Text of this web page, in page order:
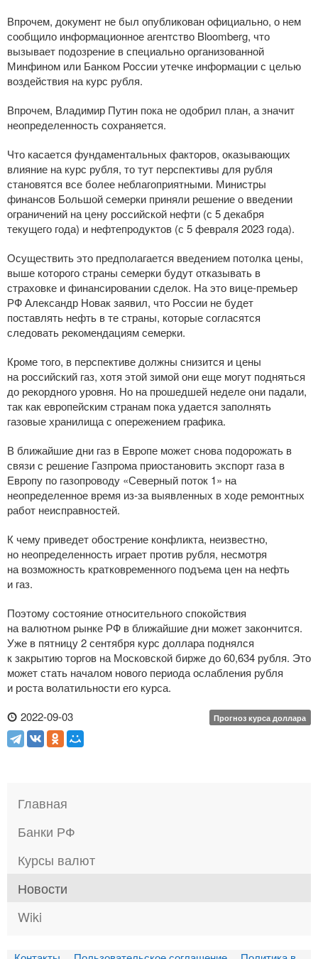
Впрочем, документ не был опубликован официально, о нем
сообщило информационное агентство Bloomberg, что
вызывает подозрение в специально организованной
Минфином или Банком России утечке информации с целью
воздействия на курс рубля.
Впрочем, Владимир Путин пока не одобрил план, а значит
неопределенность сохраняется.
Что касается фундаментальных факторов, оказывающих
влияние на курс рубля, то тут перспективы для рубля
становятся все более неблагоприятными. Министры
финансов Большой семерки приняли решение о введении
ограничений на цену российской нефти (с 5 декабря
текущего года) и нефтепродуктов (с 5 февраля 2023 года).
Осуществить это предполагается введением потолка цены,
выше которого страны семерки будут отказывать в
страховке и финансировании сделок. На это вице-премьер
РФ Александр Новак заявил, что России не будет
поставлять нефть в те страны, которые согласятся
следовать рекомендациям семерки.
Кроме того, в перспективе должны снизится и цены
на российский газ, хотя этой зимой они еще могут подняться
до рекордного уровня. Но на прошедшей неделе они падали,
так как европейским странам пока удается заполнять
газовые хранилища с опережением графика.
В ближайшие дни газ в Европе может снова подорожать в
связи с решение Газпрома приостановить экспорт газа в
Европу по газопроводу «Северный поток 1» на
неопределенное время из-за выявленных в ходе ремонтных
работ неисправностей.
К чему приведет обострение конфликта, неизвестно,
но неопределенность играет против рубля, несмотря
на возможность кратковременного подъема цен на нефть
и газ.
Поэтому состояние относительного спокойствия
на валютном рынке РФ в ближайшие дни может закончится.
Уже в пятницу 2 сентября курс доллара поднялся
к закрытию торгов на Московской бирже до 60,634 рубля. Это
может стать началом нового периода ослабления рубля
и роста волатильности его курса.
2022-09-03
Прогноз курса доллара
Главная
Банки РФ
Курсы валют
Новости
Wiki